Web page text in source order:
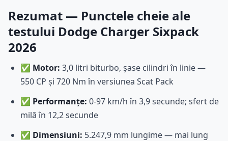
Rezumat — Punctele cheie ale
testului Dodge Charger Sixpack
2026
✅ Motor: 3,0 litri biturbo, șase cilindri în linie —
550 CP și 720 Nm în versiunea Scat Pack
✅ Performanțe: 0-97 km/h în 3,9 secunde; sfert de
milă în 12,2 secunde
✅ Dimensiuni: 5.247,9 mm lungime — mai lung